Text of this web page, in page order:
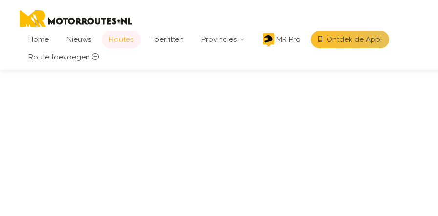
Home Nieuws Routes Toerritten Provincies MR Pro
Ontdek de App!
Route toevoegen